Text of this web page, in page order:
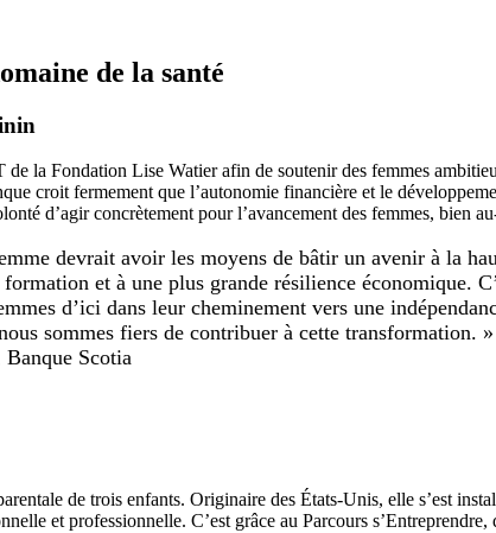
de la santé
de la Fondation Lise Watier afin de soutenir des femmes
croit fermement que l’autonomie financière et le
d’agir concrètement pour l’avancement des femmes, bien
devrait avoir les moyens de bâtir un avenir à la
et à une plus grande résilience économique.
d’ici dans leur cheminement vers une
sommes fiers de contribuer à cette transformation.
Scotia
de trois enfants. Originaire des États-Unis, elle s’est
et professionnelle. C’est grâce au Parcours